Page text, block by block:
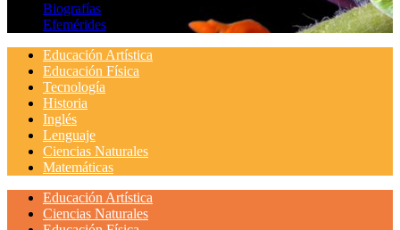
Biografías
Efemérides
Educación Artística
Educación Física
Tecnología
Historia
Inglés
Lenguaje
Ciencias Naturales
Matemáticas
Educación Artística
Ciencias Naturales